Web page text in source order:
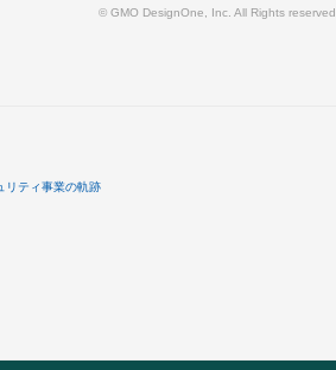
© GMO DesignOne, Inc. All Rights reserved.
リティ事業の軌跡